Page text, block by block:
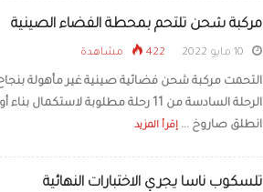
مركبة شحن تلتحم بمحطة الفضاء الصينية
422 مشاهدة
التحمت مركبة شحن فضائية صينية غير مأهولة
الرحلة السادسة من 11 رحلة مطلوبة
انطلق صاروخ ... إقرأ المزيد
تلسكوب ناسا يجري الاختبارات النهائية